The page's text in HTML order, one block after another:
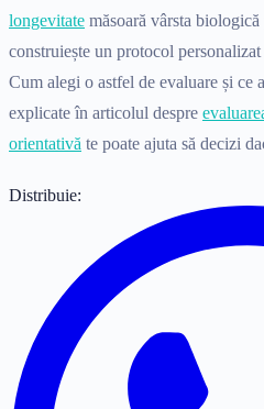
longevitate măsoară vârsta
construiește un protocol
Cum alegi o astfel de evaluare și ce
explicate în articolul despre
orientativă te poate ajuta să decizi
Distribuie: